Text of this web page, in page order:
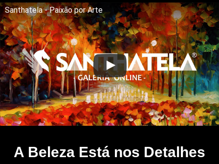
Santhatela - Paixão por Arte
A Beleza Está nos Detalhes